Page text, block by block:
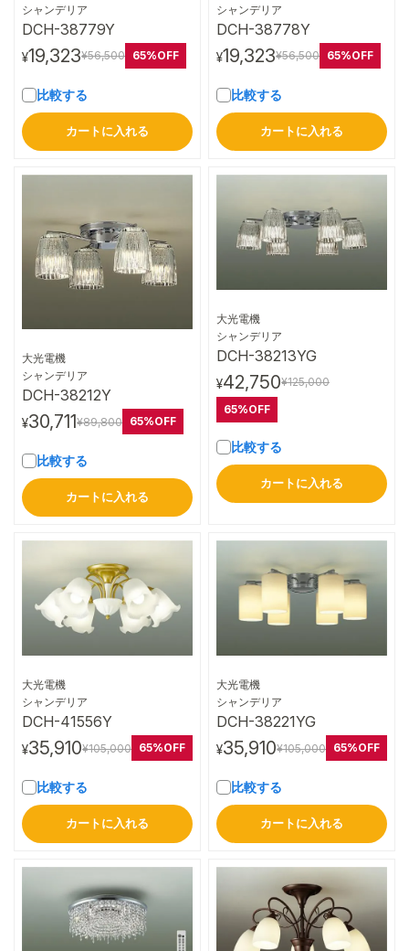
シャンデリア
DCH-38779Y
¥19,323¥56,500 65%OFF
比較する
カートに入れる
シャンデリア
DCH-38778Y
¥19,323¥56,500 65%OFF
比較する
カートに入れる
大光電機
シャンデリア
DCH-38212Y
¥30,711 ¥89,800 65%OFF
比較する
カートに入れる
大光電機
シャンデリア
DCH-38213YG
¥42,750¥125,000
65%OFF
比較する
カートに入れる
大光電機
シャンデリア
DCH-41556Y
¥35,910¥105,000 65%OFF
比較する
カートに入れる
大光電機
シャンデリア
DCH-38221YG
¥35,910¥105,000 65%OFF
比較する
カートに入れる